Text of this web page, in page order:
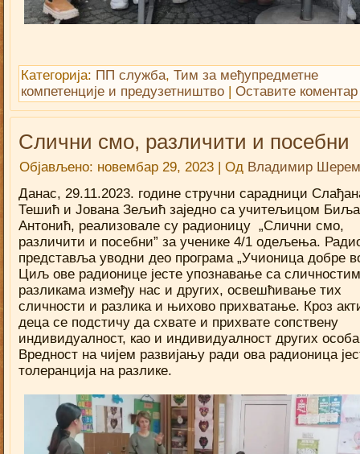
Категорија: ПП служба, Тим за међупредметне
компетенције и предузетништво | Оставите коментар
Слични смо, различити и посебни
Објављено: новембар 29, 2023 | Од Владимир
Данас, 29.11.2023. године стручни сарадници
Тешић и Јована Зељић заједно са учитељицом
Антонић, реализовале су радионицу „Слични смо,
различити и посебни” за ученике 4/1 одељења.
представља уводни део програма „Учионица добре
Циљ ове радионице јесте упознавање са
разликама између нас и других, освешћивање тих
сличности и разлика и њихово прихватање. Кроз
деца се подстичу да схвате и прихвате сопствену
индивидуалност, као и индивидуалност других
Вредност на чијем развијању ради ова радионица
толеранција на разлике.